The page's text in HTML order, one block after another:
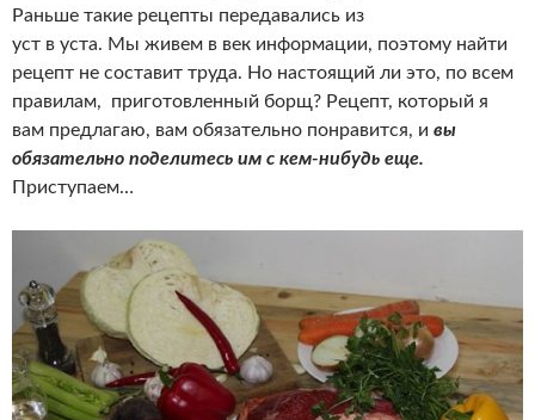
Раньше такие рецепты передавались из
уст в уста. Мы живем в век информации, поэтому найти
рецепт не составит труда. Но настоящий ли это, по всем
правилам, приготовленный борщ? Рецепт, который я
вам предлагаю, вам обязательно понравится, и вы
обязательно поделитесь им с кем-нибудь еще.
Приступаем…